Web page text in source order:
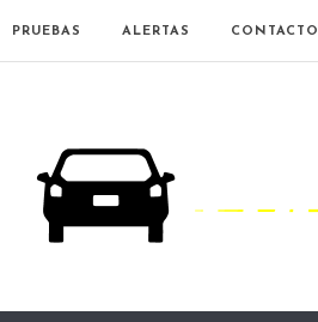
PRUEBAS ALERTAS CONTACTO